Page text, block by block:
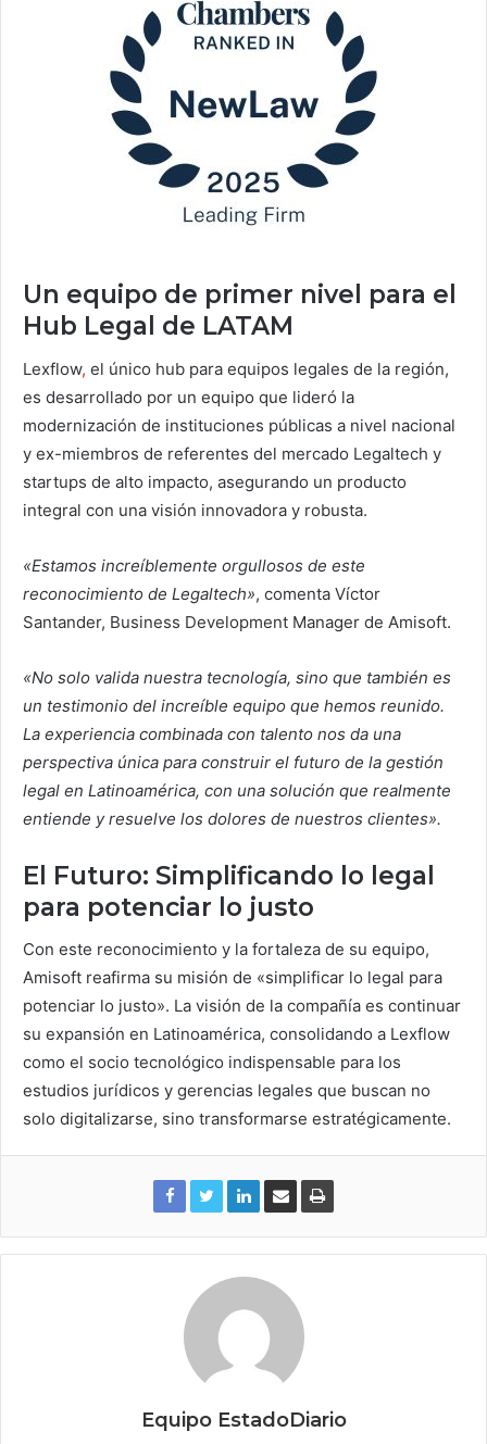
Un equipo de primer nivel para el
Hub Legal de LATAM
Lexflow, el único hub para equipos legales de la región,
es desarrollado por un equipo que lideró la
modernización de instituciones públicas a nivel nacional
y ex-miembros de referentes del mercado Legaltech y
startups de alto impacto, asegurando un producto
integral con una visión innovadora y robusta.
«Estamos increíblemente orgullosos de este
reconocimiento de Legaltech», comenta Víctor
Santander, Business Development Manager de Amisoft.
«No solo valida nuestra tecnología, sino que también es
un testimonio del increíble equipo que hemos reunido.
La experiencia combinada con talento nos da una
perspectiva única para construir el futuro de la gestión
legal en Latinoamérica, con una solución que realmente
entiende y resuelve los dolores de nuestros clientes».
El Futuro: Simplificando lo legal
para potenciar lo justo
Con este reconocimiento y la fortaleza de su equipo,
Amisoft reafirma su misión de «simplificar lo legal para
potenciar lo justo». La visión de la compañía es continuar
su expansión en Latinoamérica, consolidando a Lexflow
como el socio tecnológico indispensable para los
estudios jurídicos y gerencias legales que buscan no
solo digitalizarse, sino transformarse estratégicamente.
Equipo EstadoDiario